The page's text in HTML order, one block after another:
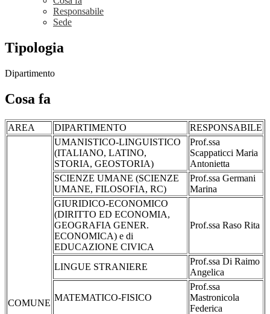
Responsabile
Sede
Tipologia
Dipartimento
Cosa fa
AREA DIPARTIMENTO RESPONSABILE
COMUNE
UMANISTICO-LINGUISTICO
(ITALIANO, LATINO,
STORIA, GEOSTORIA)
Prof.ssa
Scappaticci Maria
Antonietta
SCIENZE UMANE (SCIENZE
UMANE, FILOSOFIA, RC)
Prof.ssa Germani
Marina
GIURIDICO-ECONOMICO
(DIRITTO ED ECONOMIA,
GEOGRAFIA GENER.
ECONOMICA) e di
EDUCAZIONE CIVICA
Prof.ssa Raso Rita
LINGUE STRANIERE
Prof.ssa Di Raimo
Angelica
MATEMATICO-FISICO
Prof.ssa
Mastronicola
Federica